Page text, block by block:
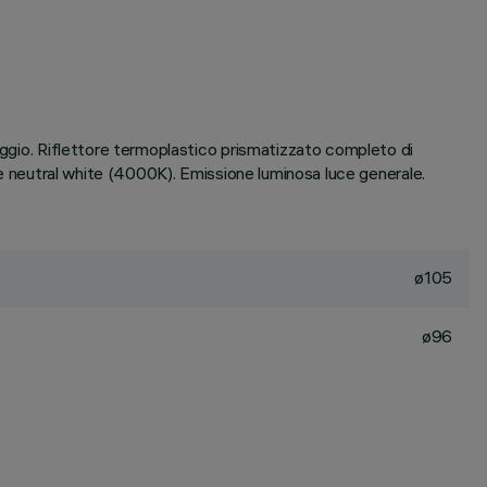
Riflettore termoplastico prismatizzato completo di
white (4000K). Emissione luminosa luce generale.
ø105
ø96